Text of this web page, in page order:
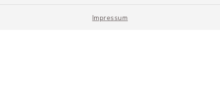
Impressum
Sitemap